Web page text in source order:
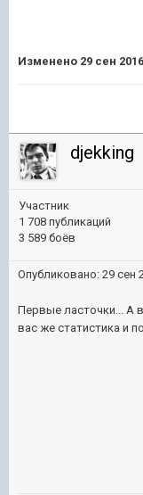
Изменено 29 сен
djekking
Участник
1 708 публикаций
3 589 боёв
Опубликовано: 29 сен
Первые ласточки... А
вас же статистика и